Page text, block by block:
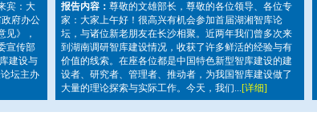
宾：大
府办公
见》，
宣传部
建设与
坛主办
报告内容： 尊敬的文雄部长，尊敬的各位领导、各位专
家：大家上午好！很高兴有机会参加首届湖湘智库论
坛，与诸位新老朋友在长沙相聚。近两年我们曾多次来
到湖南调研智库建设情况，收获了许多鲜活的经验与有
价值的线索。在座各位都是中国特色新型智库建设的建
设者、研究者、管理者、推动者，为我国智库建设做了
大量的理论探索与实际工作。今天，我们...[详细]